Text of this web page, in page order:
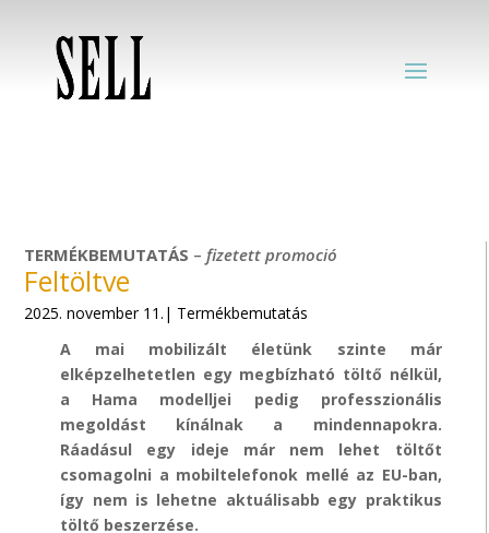
TERMÉKBEMUTATÁS –fizetett promoció
Feltöltve
2025. november 11.| Termékbemutatás
A mai mobilizált életünk szinte már
elképzelhetetlen egy megbízható töltő nélkül,
a Hama modelljei pedig professzionális
megoldást kínálnak a mindennapokra.
Ráadásul egy ideje már nem lehet töltőt
csomagolni a mobiltelefonok mellé az EU-ban,
így nem is lehetne aktuálisabb egy praktikus
töltő beszerzése.